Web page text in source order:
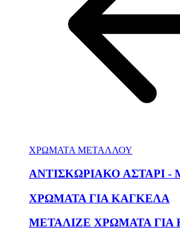
ΧΡΩΜΑΤΑ ΜΕΤΑΛΛΟΥ
ΑΝΤΙΣΚΩΡΙΑΚΟ ΑΣΤΑΡΙ -
ΧΡΩΜΑΤΑ ΓΙΑ ΚΑΓΚΕΛΑ
ΜΕΤΑΛΙΖΕ ΧΡΩΜΑΤΑ ΓΙΑ